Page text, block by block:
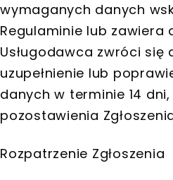
wymaganych danych
Regulaminie lub zawiera
Usługodawca zwróci się
uzupełnienie lub
danych w terminie 14
pozostawienia
Rozpatrzenie Zgłoszenia